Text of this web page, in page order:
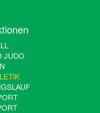
JUDO